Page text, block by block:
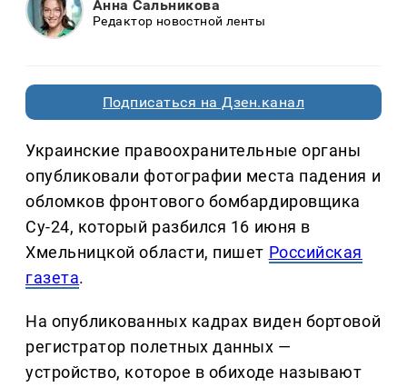
Анна Сальникова
Редактор новостной ленты
Подписаться на Дзен.канал
Украинские правоохранительные органы
опубликовали фотографии места падения и
обломков фронтового бомбардировщика
Су-24, который разбился 16 июня в
Хмельницкой области, пишет Российская
газета.
На опубликованных кадрах виден бортовой
регистратор полетных данных —
устройство, которое в обиходе называют